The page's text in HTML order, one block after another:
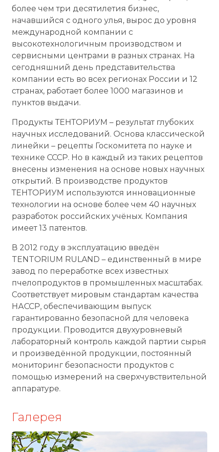
более чем три десятилетия бизнес,
начавшийся с одного улья, вырос до уровня
международной компании с
высокотехнологичным производством и
сервисными центрами в разных странах. На
сегодняшний день представительства
компании есть во всех регионах России и 12
странах, работает более 1000 магазинов и
пунктов выдачи.
Продукты ТЕНТОРИУМ – результат глубоких
научных исследований. Основа классической
линейки – рецепты Госкомитета по науке и
технике СССР. Но в каждый из таких рецептов
внесены изменения на основе новых научных
открытий. В производстве продуктов
ТЕНТОРИУМ используются инновационные
технологии на основе более чем 40 научных
разработок российских учёных. Компания
имеет 13 патентов.
В 2012 году в эксплуатацию введён
TENTORIUM RULAND – единственный в мире
завод по переработке всех известных
пчелопродуктов в промышленных масштабах.
Соответствует мировым стандартам качества
НАССР, обеспечивающим выпуск
гарантированно безопасной для человека
продукции. Проводится двухуровневый
лабораторный контроль каждой партии сырья
и произведённой продукции, постоянный
мониторинг безопасности продуктов с
помощью измерений на сверхчувствительной
аппаратуре.
Галерея